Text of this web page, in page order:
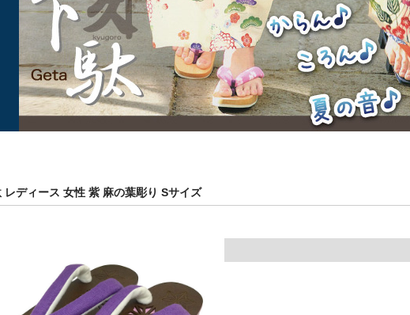
レディース 女性 紫 麻の葉彫り Sサイズ